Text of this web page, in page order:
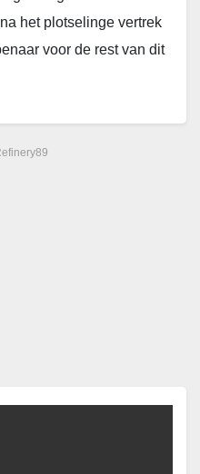
het plotselinge vertrek
voor de rest van dit